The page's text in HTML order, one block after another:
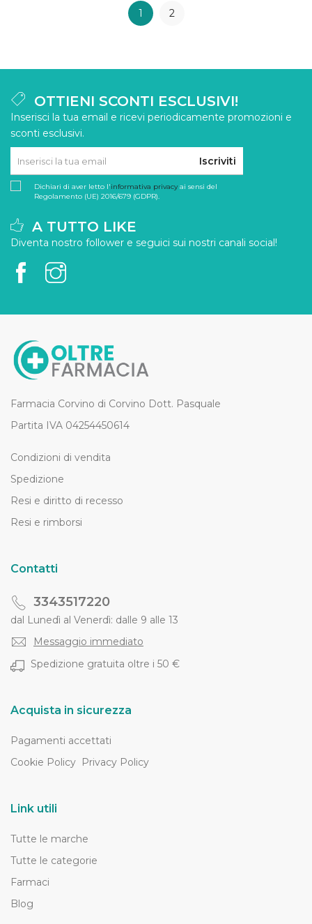
1 2
OTTIENI SCONTI ESCLUSIVI!
Inserisci la tua email e ricevi periodicamente promozioni e
sconti esclusivi.
Iscriviti
Dichiari di aver letto l'informativa privacyai sensi del
Regolamento (UE) 2016/679 (GDPR).
A TUTTO LIKE
Diventa nostro follower e seguici sui nostri canali social!
Farmacia Corvino di Corvino Dott. Pasquale
Partita IVA 04254450614
Condizioni di vendita
Spedizione
Resi e diritto di recesso
Resi e rimborsi
Contatti
3343517220
dal Lunedì al Venerdì: dalle 9 alle 13
Messaggio immediato
Spedizione gratuita oltre i 50 €
Acquista in sicurezza
Pagamenti accettati
Cookie Policy Privacy Policy
Link utili
Tutte le marche
Tutte le categorie
Farmaci
Blog